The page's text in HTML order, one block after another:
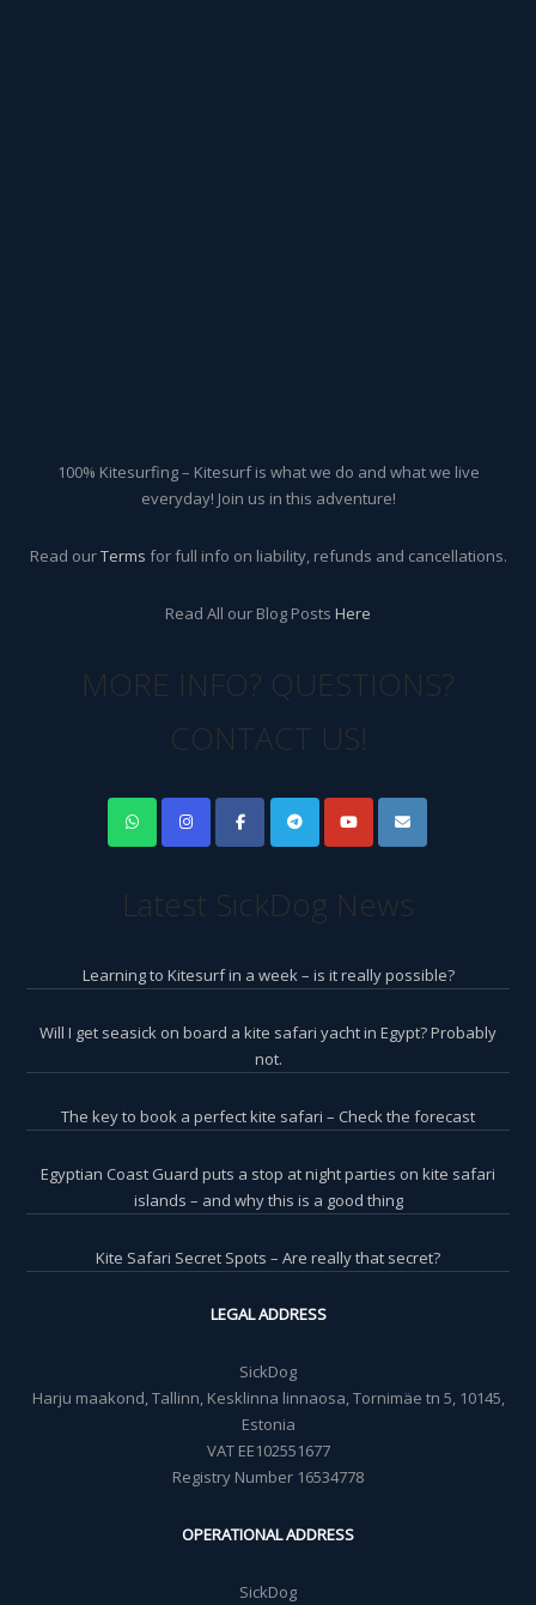
100% Kitesurfing – Kitesurf is what we do and what we live
everyday! Join us in this adventure!
Read ourTerms for full info on liability, refunds and cancellations.
Read All our Blog Posts Here
MORE INFO? QUESTIONS?
CONTACT US!
Latest SickDog News
Learning to Kitesurf in a week – is it really possible?
Will I get seasick on board a kite safari yacht in Egypt? Probably
not.
The key to book a perfect kite safari – Check the forecast
Egyptian Coast Guard puts a stop at night parties on kite safari
islands – and why this is a good thing
Kite Safari Secret Spots – Are really that secret?
LEGAL ADDRESS
SickDog
Harju maakond, Tallinn, Kesklinna linnaosa, Tornimäe tn 5, 10145,
Estonia
VAT EE102551677
Registry Number 16534778
OPERATIONAL ADDRESS
SickDog